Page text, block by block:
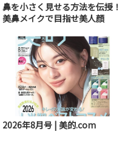
鼻を小さく見せる方法を伝授！
美鼻メイクで目指せ美人顔
2026年8月号 | 美的.com